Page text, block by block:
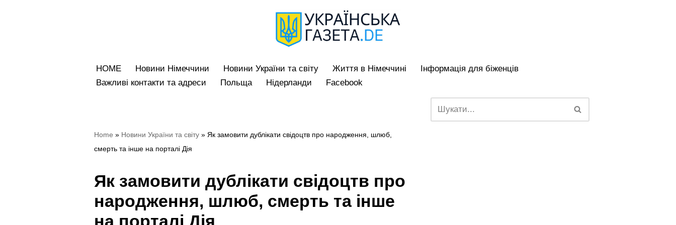
HOME
Новини Німеччини Hовини України та світу Життя в Німеччині
Iнформація для біженців
Bажливі контакти та адреси
Польща Нідерланди Facebook
Home » Hовини України та світу » Як замовити дублікати свідоцтв про народження, шлюб,
смерть та інше на порталі Дія
Як замовити дублікати свідоцтв про
народження, шлюб, смерть та інше
на порталі Дія